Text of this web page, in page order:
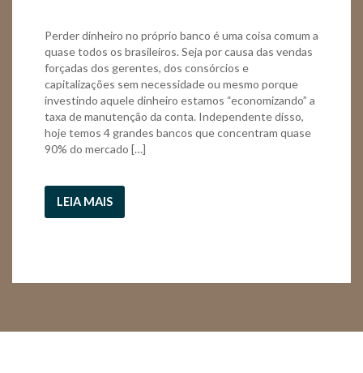
Perder dinheiro no próprio banco é uma coisa comum a
quase todos os brasileiros. Seja por causa das vendas
forçadas dos gerentes, dos consórcios e
capitalizações sem necessidade ou mesmo porque
investindo aquele dinheiro estamos “economizando” a
taxa de manutenção da conta. Independente disso,
hoje temos 4 grandes bancos que concentram quase
90% do mercado […]
LEIA MAIS